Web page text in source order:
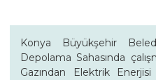
Konya Büyükşehir
Depolama Sahasında
Gazından Elektrik